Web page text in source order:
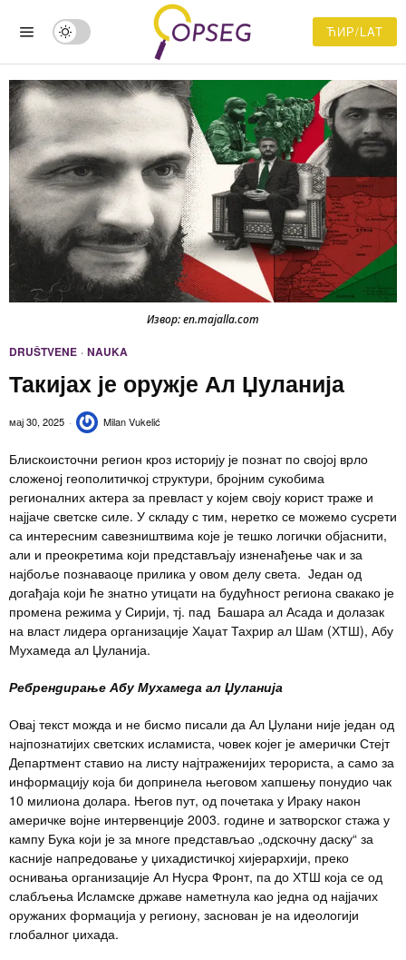
ЋИР/LAT
Извор: en.majalla.com
DRUŠTVENE · NAUKA
Такијах је оружје Ал Џуланија
мај 30, 2025 Milan Vukelić
Блискоисточни регион кроз историју је познат по својој врло
сложеној геополитичкој структури, бројним сукобима
регионалних актера за превласт у којем своју корист траже и
најјаче светске силе. У складу с тим, неретко се можемо сусрети
са интересним савезништвима које је тешко логички објаснити,
али и преокретима који представљају изненађење чак и за
најбоље познаваоце прилика у овом делу света. Један од
догађаја који ће знатно утицати на будућност региона свакако је
промена режима у Сирији, тј. пад Башара ал Асада и долазак
на власт лидера организације Хаџат Тахрир ал Шам (ХТШ), Абу
Мухамеда ал Џуланија.
Ребрендирање Абу Мухамеда ал Џуланија
Овај текст можда и не бисмо писали да Ал Џулани није један од
најпознатијих светских исламиста, човек којег је амерички Стејт
Департмент ставио на листу најтраженијих терориста, а само за
информацију која би допринела његовом хапшењу понудио чак
10 милиона долара. Његов пут, од почетака у Ираку након
америчке војне интервенције 2003. године и затворског стажа у
кампу Бука који је за многе представљао „одскочну даску“ за
касније напредовање у џихадистичкој хијерархији, преко
оснивања организације Ал Нусра Фронт, па до ХТШ која се од
слабљења Исламске државе наметнула као једна од најјачих
оружаних формација у региону, заснован је на идеологији
глобалног џихада.